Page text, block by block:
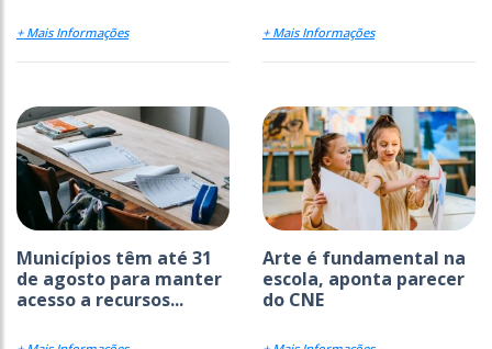
+ Mais Informações + Mais Informações
Municípios têm até 31
de agosto para manter
acesso a recursos...
Arte é fundamental na
escola, aponta parecer
do CNE